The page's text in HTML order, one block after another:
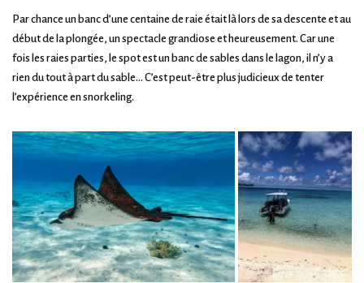
Par chance un banc d’une centaine de raie était là lors de sa descente et au
début de la plongée, un spectacle grandiose et heureusement. Car une
fois les raies parties, le spot est un banc de sables dans le lagon, il n’y a
rien du tout à part du sable… C’est peut-être plus judicieux de tenter
l’expérience en snorkeling.